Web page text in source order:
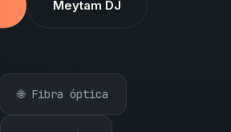
Meytam DJ
🌐 Fibra óptica